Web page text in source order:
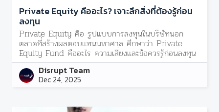
Private Equity คืออะไร? เจาะลึกสิ่งที่ต้องรู้ก่อน
ลงทุน
Private Equity คือ รูปแบบการลงทุนในบริษัทนอก
ตลาดที่สร้างผลตอบแทนมหาศาล ศึกษาว่า Private
Equity Fund คืออะไร ความเสี่ยงและข้อควรรู้ก่อนลงทุน
Disrupt Team
Dec 24, 2025